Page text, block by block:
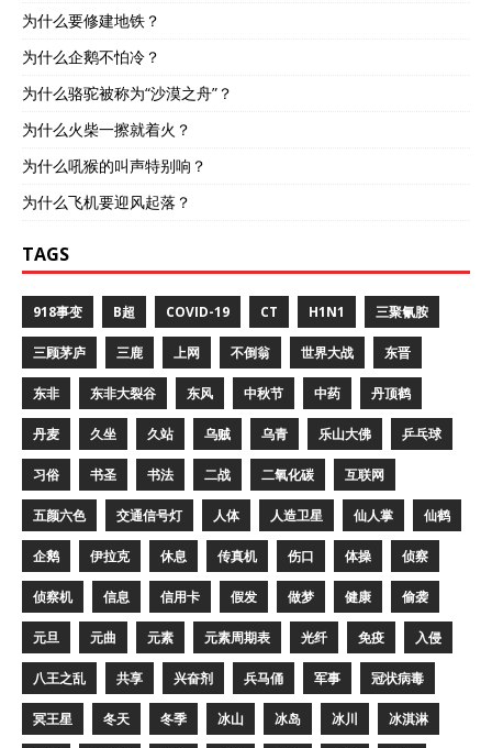
为什么要修建地铁？
为什么企鹅不怕冷？
为什么骆驼被称为“沙漠之舟”？
为什么火柴一擦就着火？
为什么吼猴的叫声特别响？
为什么飞机要迎风起落？
TAGS
918事变 B超 COVID-19 CT H1N1 三聚氰胺
三顾茅庐 三鹿 上网 不倒翁 世界大战 东晋
东非 东非大裂谷 东风 中秋节 中药 丹顶鹤
丹麦 久坐 久站 乌贼 乌青 乐山大佛 乒乓球
习俗 书圣 书法 二战 二氧化碳 互联网
五颜六色 交通信号灯 人体 人造卫星 仙人掌 仙鹤
企鹅 伊拉克 休息 传真机 伤口 体操 侦察
侦察机 信息 信用卡 假发 做梦 健康 偷袭
元旦 元曲 元素 元素周期表 光纤 免疫 入侵
八王之乱 共享 兴奋剂 兵马俑 军事 冠状病毒
冥王星 冬天 冬季 冰山 冰岛 冰川 冰淇淋